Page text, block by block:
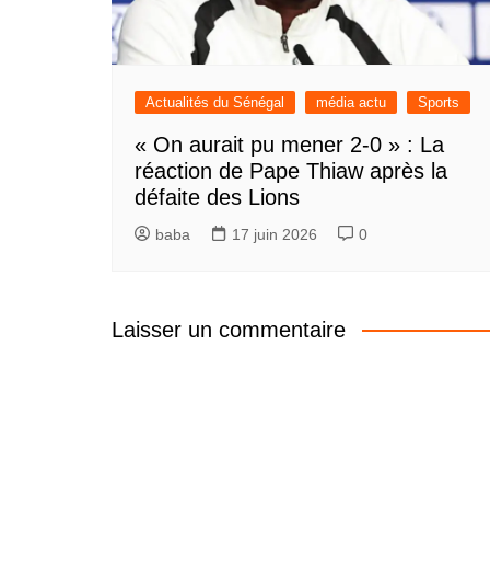
Actualités du Sénégal média actu Sports
« On aurait pu mener 2-0 » : La
réaction de Pape Thiaw après la
défaite des Lions
baba 17 juin 2026 0
Laisser un commentaire